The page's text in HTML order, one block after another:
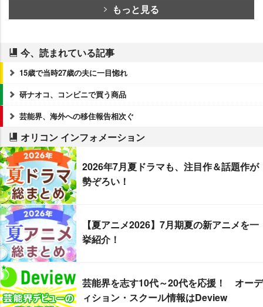
もっと見る
今、読まれている記事
15歳で当時27歳の夫に一目惚れ
研ナオコ、コンビニで買う商品
芸能界、海外への移住報告相次ぐ
オリコン インフォメーション
2026年7月夏ドラマも、注目作＆話題作が
勢ぞろい！
【夏アニメ2026】7月期夏の新アニメを一
挙紹介！
芸能界を志す10代～20代を応援！ オーデ
ィション・スクール情報はDeview